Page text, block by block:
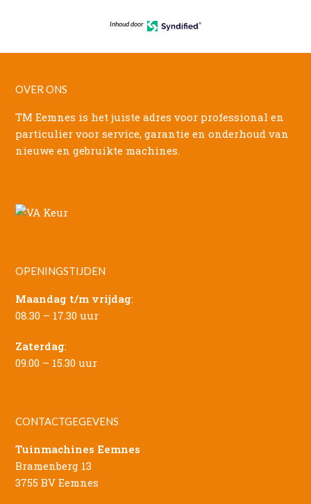
Inhoud door
OVER ONS
TM Eemnes is het juiste adres voor professional en
particulier voor service, garantie en onderhoud van
nieuwe en gebruikte machines.
OPENINGSTIJDEN
Maandag t/m vrijdag:
08.30 – 17.30 uur
Zaterdag:
09.00 – 15.30 uur
CONTACTGEGEVENS
Tuinmachines Eemnes
Bramenberg 13
3755 BV Eemnes